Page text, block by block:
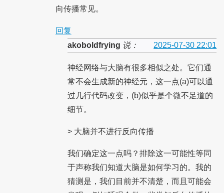
向传播常见。
回复
akoboldfrying 说： 2025-07-30 22:01
神经网络与大脑有很多相似之处。它们通
常不会生成新的神经元，这一点(a)可以通
过几行代码改变，(b)似乎是个微不足道的
细节。
> 大脑并不进行反向传播
我们确定这一点吗？排除这一可能性等同
于声称我们知道大脑是如何学习的。我的
猜测是，我们目前并不清楚，而且可能会